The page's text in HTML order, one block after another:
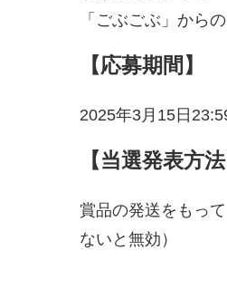
「ごぶごぶ」から
【応募期間】
2025年3月15日
【当選発表方法
賞品の発送をもっ
ないと無効）